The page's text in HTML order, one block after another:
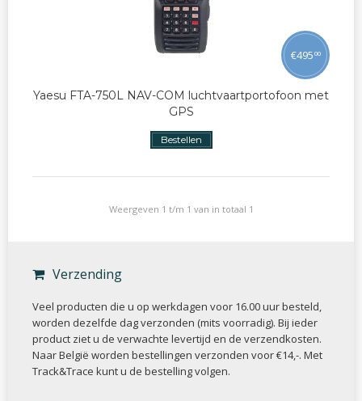
Yaesu FTA-750L NAV-COM luchtvaartportofoon met
GPS
€495 00
Bestellen
Weergeven 1 t/m 1 van in totaal 1
Verzending
Veel producten die u op werkdagen voor 16.00 uur besteld,
worden dezelfde dag verzonden (mits voorradig). Bij ieder
product ziet u de verwachte levertijd en de verzendkosten.
Naar België worden bestellingen verzonden voor €14,-. Met
Track&Trace kunt u de bestelling volgen.